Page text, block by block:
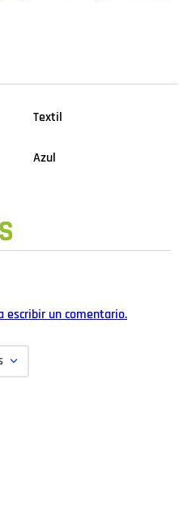
Textil
Azul
escribir un comentario.